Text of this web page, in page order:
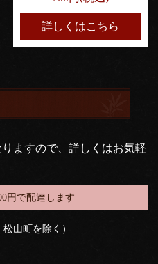
詳しくはこちら
ますので、詳しくはお気軽
円で配達します
山町を除く）